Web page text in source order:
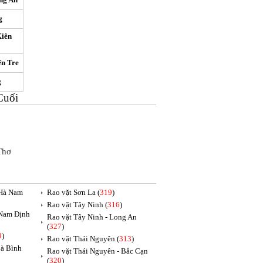
Tre
Nam
Định
)
Bình
Rao vặt Sơn La (319)
Rao vặt Tây Ninh (316)
Rao vặt Tây Ninh - Long An
(327)
Rao vặt Thái Nguyên (313)
Rao vặt Thái Nguyên - Bắc Cạn
(320)